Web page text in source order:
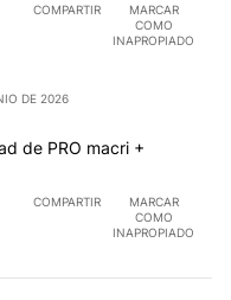
COMPARTIR
MARCAR
COMO
INAPROPIADO
DE 2026
de PRO macri +
COMPARTIR
MARCAR
COMO
INAPROPIADO